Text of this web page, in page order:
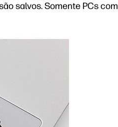
salvos. Somente PCs com